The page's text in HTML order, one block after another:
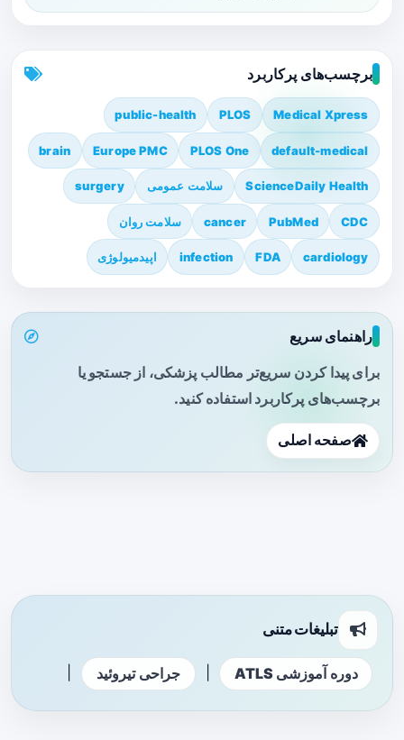
برچسب‌های پرکاربرد
Medical Xpress
PLOS
public-health
default-medical
PLOS One
Europe PMC
brain
ScienceDaily Health سلامت عمومی surgery
CDC
PubMed
cancer سلامت روان
cardiology
FDA
infection اپیدمیولوژی
راهنمای سریع
برای پیدا کردن سریع‌تر مطالب پزشکی، از جستجو یا
برچسب‌های پرکاربرد استفاده کنید.
صفحه اصلی
تبلیغات متنی
دوره آموزشی ATLS جراحی تیروئید